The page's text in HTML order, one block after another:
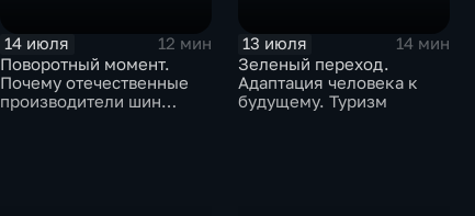
14 июля
12 мин
Поворотный момент.
Почему отечественные
производители шин
13 июля
14 мин
Зеленый переход.
Адаптация человека к
будущему. Туризм